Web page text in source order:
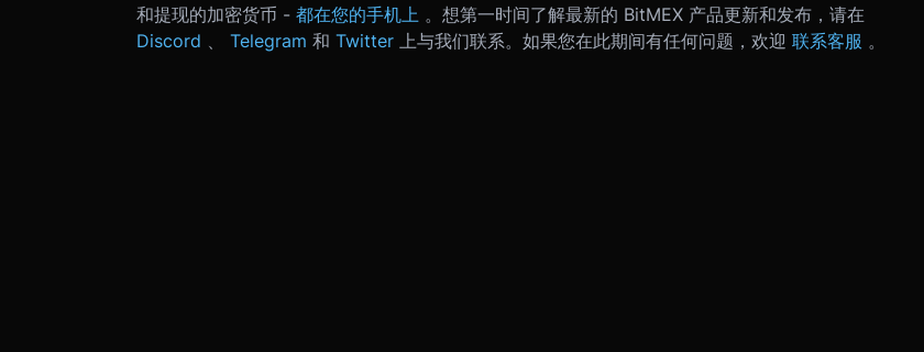
和提现的加密货币 - 都在您的手机上 。 想第一时间了解最新的 BitMEX 产品更新和发布，请在
Discord 、 Telegram 和 Twitter 上与我们联系。 如果您在此期间有任何问题，欢迎 联系客服 。